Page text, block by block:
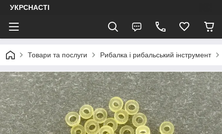
УКРСНАСТІ
Товари та послуги Рибалка і рибальський інструмент